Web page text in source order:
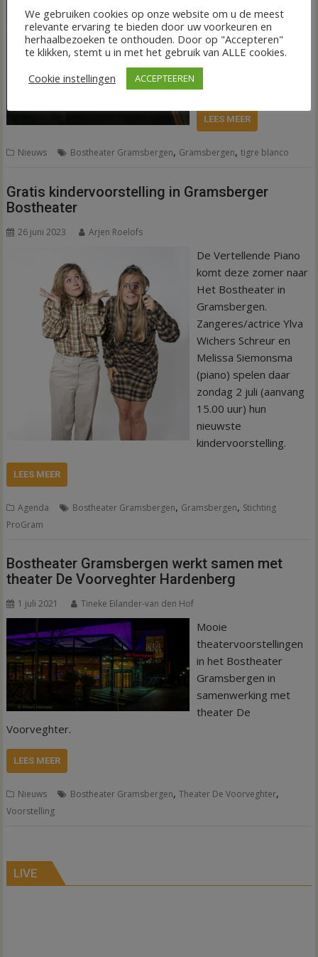
seizoen 2023 af op
zaterdag 16
september. De
muzikale voorstelling
begint om 20.30 uur.
LEES MEER
Nieuws Bostheater Gramsbergen, Gramsbergen,tigre blanco
Gratis kindervoorstelling in Gramsberger
Bostheater
26 juni 2023 Arjen Roelofs
De Vertellende Piano
komt deze zomer naar
Het Bostheater in
Gramsbergen.
Zangeres/actrice Ylva
Wichers Schreur en
Melissa Siemonsma
(piano) spelen daar
zondag 2 juli (aanvang
15.00 uur) hun
nieuwste
kindervoorstelling.
LEES MEER
Agenda Bostheater Gramsbergen, Gramsbergen, Stichting
ProGram
Bostheater Gramsbergen werkt samen met
theater De Voorveghter Hardenberg
1 juli 2021 Tineke Eilander-van den Hof
Mooie
theatervoorstellingen
in het Bostheater
Gramsbergen in
samenwerking met
theater De
Voorveghter.
LEES MEER
Nieuws Bostheater Gramsbergen,Theater De Voorveghter,
Voorstelling
LIVE
We gebruiken cookies op onze website om u de meest
relevante ervaring te bieden door uw voorkeuren en
herhaalbezoeken te onthouden. Door op "Accepteren"
te klikken, stemt u in met het gebruik van ALLE cookies.
Cookie instellingen
ACCEPTEEREN